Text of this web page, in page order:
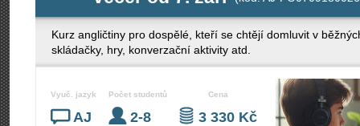
Kurz angličtiny pro dospělé, kteří se chtějí domluvit v
skládačky, hry, konverzační aktivity atd.
Vyuč. jazyk
AJ
Počet studentů
2-8
Cena
3 330 Kč